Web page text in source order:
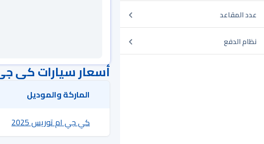
عدد المقاعد
نظام الدفع
أسعار سيارات كي
الماركة والموديل
كي جي ام توريس 2025